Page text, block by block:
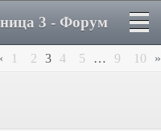
3 - Форум
1 2 3 4 5 … 9 10 »